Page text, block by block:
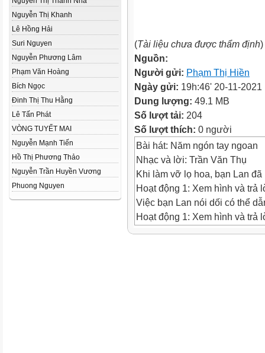
Nguyễn Thị Khanh
Lê Hồng Hải
Suri Nguyen
Nguyễn Phương Lâm
Phạm Văn Hoàng
Bích Ngọc
Đinh Thị Thu Hằng
Lê Tấn Phát
VÒNG TUYẾT MAI
Nguyễn Mạnh Tiến
Hồ Thị Phương Thảo
Nguyễn Trần Huyền Vương
Phuong Nguyen
(Tài liệu chưa được thẩm định)
Nguồn:
Người gửi: Phạm Thị Hiền
Ngày gửi: 19h:46' 20-11-2021
Dung lượng: 49.1 MB
Số lượt tải: 204
Số lượt thích: 0 người
Bài hát: Năm ngón tay ngoan
Nhạc và lời: Trần Văn Thụ
Khi làm vỡ lọ hoa, bạn Lan
Hoạt động 1: Xem hình và trả
Việc bạn Lan nói dối có thể
Hoạt động 1: Xem hình và trả